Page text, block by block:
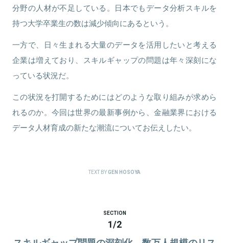
分野の人材が不足している。日本でもデータ分析スキルを
持つ大学卒業生の数は減少傾向にあるという。
一方で、日々生まれる大量のデータを活用したいと考える
企業は増えており、スキルギャップの問題は年々深刻にな
っている状況だ。
この状況を打開するためにはどのような取り組みが求めら
れるのか。今回は世界の最新事例から、金融業界における
データ人材育成の新たな潮流についてお伝えしたい。
TEXT BYGEN HOSOYA
SECTION
1/2